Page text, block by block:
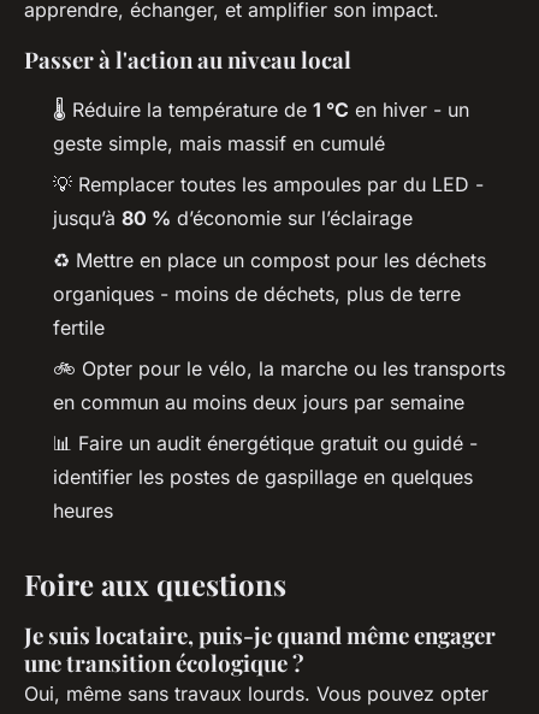
apprendre, échanger, et amplifier son impact.
Passer à l'action au niveau local
🌡️ Réduire la température de 1 °C en hiver - un
geste simple, mais massif en cumulé
💡 Remplacer toutes les ampoules par du LED -
jusqu’à 80 % d’économie sur l’éclairage
♻️ Mettre en place un compost pour les déchets
organiques - moins de déchets, plus de terre
fertile
🚲 Opter pour le vélo, la marche ou les transports
en commun au moins deux jours par semaine
📊 Faire un audit énergétique gratuit ou guidé -
identifier les postes de gaspillage en quelques
heures
Foire aux questions
Je suis locataire, puis-je quand même engager
une transition écologique ?
Oui, même sans travaux lourds. Vous pouvez opter